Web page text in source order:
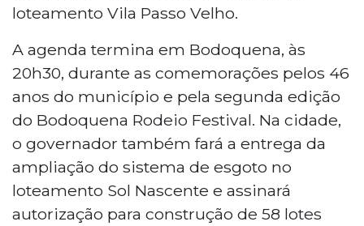
loteamento Vila Passo Velho.
A agenda termina em Bodoquena, às
20h30, durante as comemorações pelos 46
anos do município e pela segunda edição
do Bodoquena Rodeio Festival. Na cidade,
o governador também fará a entrega da
ampliação do sistema de esgoto no
loteamento Sol Nascente e assinará
autorização para construção de 58 lotes